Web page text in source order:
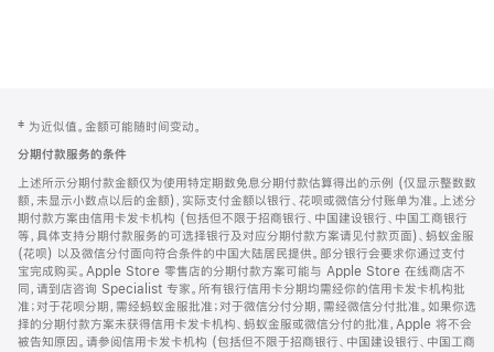
页
页
脚
注
‡ 为近似值。金额可能随时间变动。
分期付款服务的条件
上述所示分期付款金额仅为使用特定期数免息分期付款估算得出的示例 (仅显示整数数
额，未显示小数点以后的金额)，实际支付金额以银行、花呗或微信分付账单为准。上述分
期付款方案由信用卡发卡机构 (包括但不限于招商银行、中国建设银行、中国工商银行
等，具体支持分期付款服务的可选择银行及对应分期付款方案请见付款页面)、蚂蚁金服
(花呗) 以及微信分付面向符合条件的中国大陆居民提供。部分银行会要求你通过支付
宝完成购买。Apple Store 零售店的分期付款方案可能与 Apple Store 在线商店不
同，请到店咨询 Specialist 专家。所有银行信用卡分期均需经你的信用卡发卡机构批
准；对于花呗分期，需经蚂蚁金服批准；对于微信分付分期，需经微信分付批准。如果你选
择的分期付款方案未获得信用卡发卡机构、蚂蚁金服或微信分付的批准，Apple 将不会
被告知原因。请参阅信用卡发卡机构 (包括但不限于招商银行、中国建设银行、中国工商